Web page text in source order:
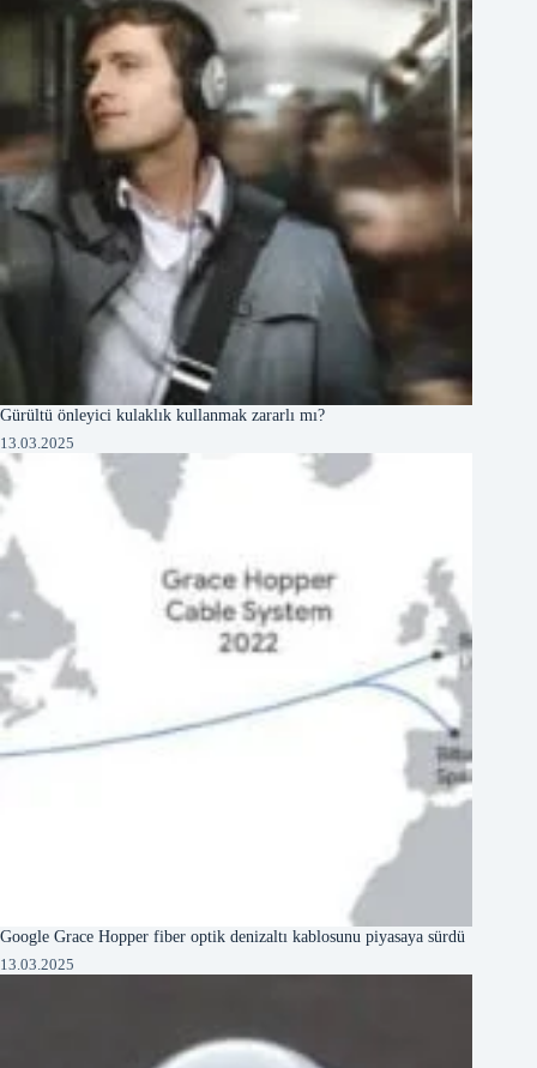
Gürültü önleyici kulaklık kullanmak zararlı mı?
13.03.2025
Google Grace Hopper fiber optik denizaltı kablosunu piyasaya sürdü
13.03.2025